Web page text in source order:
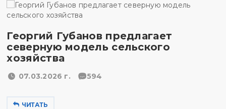
Георгий Губанов предлагает
северную модель сельского
хозяйства
07.03.2026 г. 594
ЧИТАТЬ